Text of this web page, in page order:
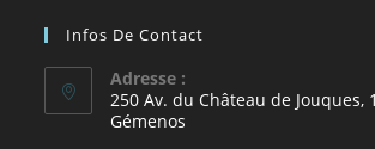
Infos De Contact
Adresse :
250 Av. du Château de Jouques,
Gémenos